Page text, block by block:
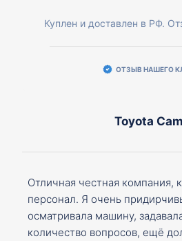
Куплен и доставлен в РФ.
ОТЗЫВ НАШЕГО
Toyota
Отличная честная компания,
персонал. Я очень
осматривала машину,
количество вопросов, ещё